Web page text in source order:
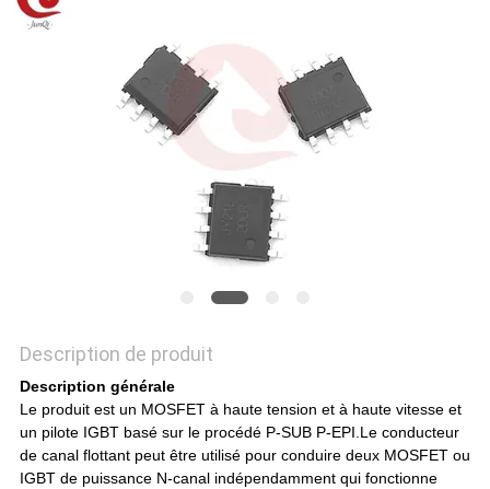
PLAN
CONFIDENTIALITÉ
Description de produit
Description générale
Le produit est un MOSFET à haute tension et à haute vitesse et
un pilote IGBT basé sur le procédé P-SUB P-EPI.Le conducteur
de canal flottant peut être utilisé pour conduire deux MOSFET ou
IGBT de puissance N-canal indépendamment qui fonctionne